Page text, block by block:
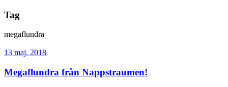
Tag
megaflundra
13 maj, 2018
Megaflundra från Nappstraumen!